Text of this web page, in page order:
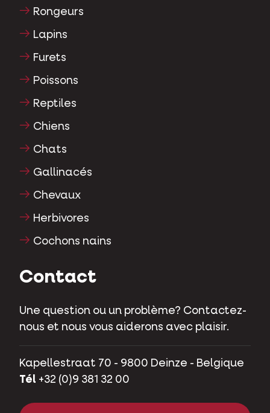
Rongeurs
Lapins
Furets
Poissons
Reptiles
Chiens
Chats
Gallinacés
Chevaux
Herbivores
Cochons nains
Contact
Une question ou un problème? Contactez-
nous et nous vous aiderons avec plaisir.
Kapellestraat 70 - 9800 Deinze - Belgique
Tél +32 (0)9 381 32 00